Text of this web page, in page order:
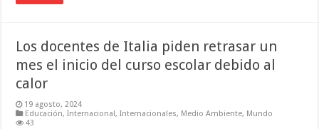
Los docentes de Italia piden retrasar un
mes el inicio del curso escolar debido al
calor
19 agosto, 2024
Educación,Internacional,Internacionales, Medio Ambiente, Mundo
43